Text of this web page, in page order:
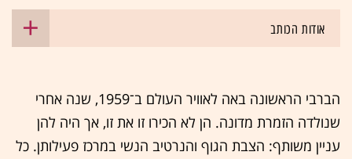
אודות הכותב
הברבי הראשונה באה לאוויר העולם ב־1959, שנה אחרי
שנולדה הזמרת מדונה. הן לא הכירו זו את זו, אך היה להן
עניין משותף: הצבת הגוף והנרטיב הנשי במרכז פעילותן. כל